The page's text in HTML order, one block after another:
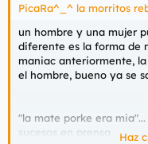
PicaRa^_^ la morritos
un hombre y una mujer
diferente es la forma de
maniac anteriormente,
el hombre, bueno ya se
"la mate porke era
sucesos en prensa
Haz